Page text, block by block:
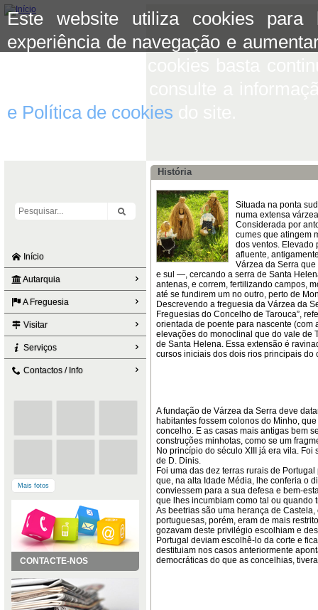
Este website utiliza cookies para
experiência de navegação e
e Política de cookies
Início
Autarquia
A Freguesia
Visitar
Serviços
Contactos / Info
Mais fotos
CONTACTE-NOS
História
Situada na ponta
numa extensa
Considerada por
cumes que atingem
dos ventos. Elevado
afluente,
Várzea da Serra
e sul —, cercando a serra de Santa
antenas, e correm, fertilizando campos,
até se fundirem um no outro, perto de
Descrevendo a freguesia da Várzea da
Freguesias do Concelho de Tarouca”,
orientada de poente para nascente (com
elevações do monoclinal que do vale de
de Santa Helena. Essa extensão é
cursos iniciais dos dois rios principais do
A fundação de Várzea da Serra deve
habitantes fossem colonos do Minho,
concelho. E as casas mais antigas bem
construções minhotas, como se um
No princípio do século XIII já era vila.
de D. Dinis.
Foi uma das dez terras rurais de
que, na alta Idade Média, lhe conferia o
conviessem para a sua defesa e bem-
que lhes incumbiam como tal ou quando
As beetrias são uma herança de
portuguesas, porém, eram de mais
gozavam deste privilégio escolhiam e
Portugal deviam escolhê-lo da corte e
destituiam nos casos anteriormente
democráticas do que as concelhias,